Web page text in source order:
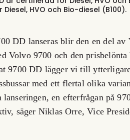
HVO och Bio-diesel (B100).
DD lanseras blir den en del
Volvo 9700 och den
9700 DD lägger vi till
med ett flertal olika
lanseringen, en efterfrågan på
säger Niklas Orre, Vice